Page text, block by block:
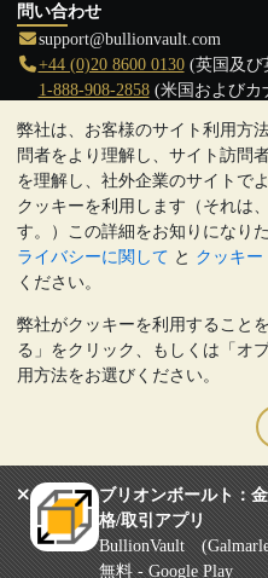
弊社は、お客様のサイト利用方
問者をより理解し、サイト訪問
を理解し、社外企業のサイトで
クッキーを利用します（それは
す。）この詳細をお知りになり
ライバシーに関して と クッキー
ください。
弊社がクッキーを利用すること
る」をクリック、もしくは「オ
用方法をお選びください。
ブリオンボールト：
格/取引アプリ
BullionVault
無料 - Google Play
問い合わせ
support@bullionvault.com
+44 (0)20 8600 0130(英国及び
1-888-908-2858(米国およびカ
クリックして通話を開始
営業時間:
9:00～20:30 (英国), 月曜日か
17:00～2:30（日本時間）, 月
Galmarley Ltd T/A BullionVault
3 Shortlands (7th Floor)
London
W6 8DA
United Kingdom
貴金属の価値は下落するこ
す。過去の傾向は、将来の価格
ん。BullionVaultのウェブサイト
ュニケーション上のいかなる内
せん。顧客は、金及び銀地金を
するために、専門家の助言を求
Galmarley Ltd, trading as